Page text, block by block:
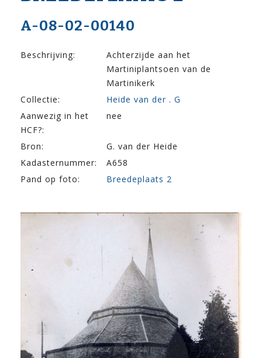
A-08-02-00140
Beschrijving:
Achterzijde aan het
Martiniplantsoen van de
Martinikerk
Collectie:
Heide van der . G
Aanwezig in het
HCF?:
nee
Bron:
G. van der Heide
Kadasternummer:
A658
Pand op foto:
Breedeplaats 2